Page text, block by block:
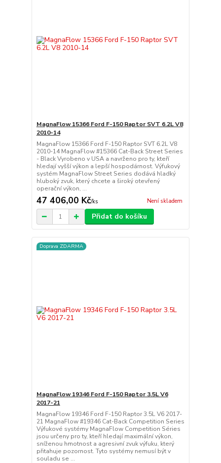
MagnaFlow 15366 Ford F-150 Raptor SVT 6.2L V8
2010-14
MagnaFlow 15366 Ford F-150 Raptor SVT 6.2L V8
2010-14 MagnaFlow #15366 Cat-Back Street Series
- Black Vyrobeno v USA a navrženo pro ty, kteří
hledají vyšší výkon a lepší hospodárnost. Výfukový
systém MagnaFlow Street Series dodává hladký
hluboký zvuk, který chcete a široký otevřený
operační výkon, ...
47 406,00 Kč/ks Není skladem
Přidat do košíku
Doprava ZDARMA
MagnaFlow 19346 Ford F-150 Raptor 3.5L V6
2017-21
MagnaFlow 19346 Ford F-150 Raptor 3.5L V6 2017-
21 MagnaFlow #19346 Cat-Back Competition Series
Výfukové systémy MagnaFlow Competition Séries
jsou určeny pro ty, kteří hledají maximální výkon,
sníženou hmotnost a agresivní zvuk výfuku, který
přitahuje pozornost. Tyto systémy nemusí být v
souladu se ...